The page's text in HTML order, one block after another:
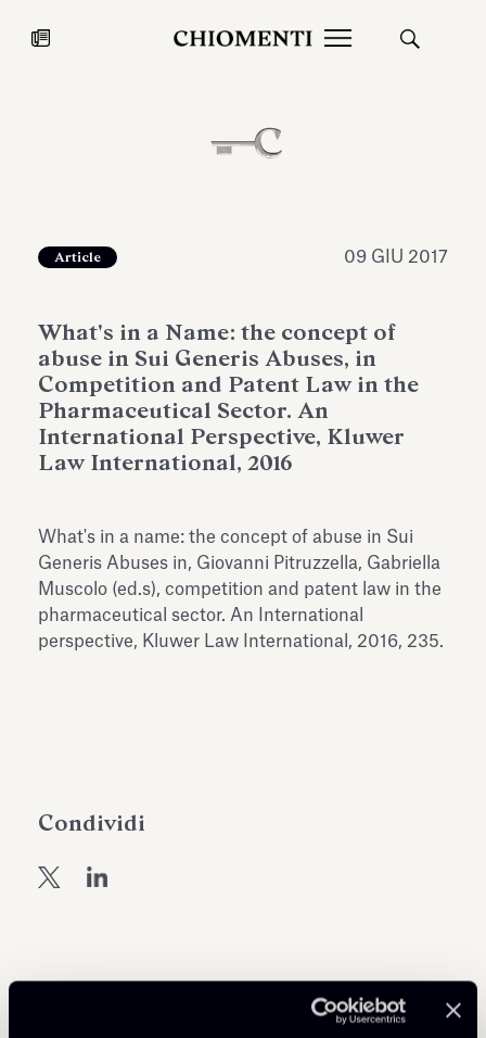
27 LUG 2026
Fondazione Torlonia inaugura la
mostra Marmora Romana
Torlonia
Chiomenti
Article 09 GIU 2017
What's in a Name: the concept of
abuse in Sui Generis Abuses, in
Competition and Patent Law in the
Pharmaceutical Sector. An
International Perspective, Kluwer
Law International, 2016
What's in a name: the concept of abuse in Sui
Generis Abuses in, Giovanni Pitruzzella, Gabriella
Muscolo (ed.s), competition and patent law in the
pharmaceutical sector. An International
perspective, Kluwer Law International, 2016, 235.
Condividi